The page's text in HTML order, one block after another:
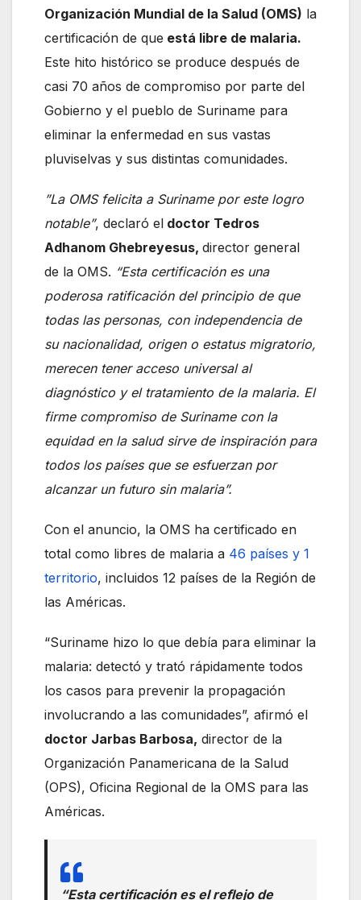
Organización Mundial de la Salud (OMS) la
certificación de que está libre de malaria.
Este hito histórico se produce después de
casi 70 años de compromiso por parte del
Gobierno y el pueblo de Suriname para
eliminar la enfermedad en sus vastas
pluviselvas y sus distintas comunidades.
”La OMS felicita a Suriname por este logro
notable”, declaró el doctor Tedros
Adhanom Ghebreyesus, director general
de la OMS. “Esta certificación es una
poderosa ratificación del principio de que
todas las personas, con independencia de
su nacionalidad, origen o estatus migratorio,
merecen tener acceso universal al
diagnóstico y el tratamiento de la malaria. El
firme compromiso de Suriname con la
equidad en la salud sirve de inspiración para
todos los países que se esfuerzan por
alcanzar un futuro sin malaria”.
Con el anuncio, la OMS ha certificado en
total como libres de malaria a 46 países y 1
territorio, incluidos 12 países de la Región de
las Américas.
“Suriname hizo lo que debía para eliminar la
malaria: detectó y trató rápidamente todos
los casos para prevenir la propagación
involucrando a las comunidades”, afirmó el
doctor Jarbas Barbosa, director de la
Organización Panamericana de la Salud
(OPS), Oficina Regional de la OMS para las
Américas.
“Esta certificación es el reflejo de